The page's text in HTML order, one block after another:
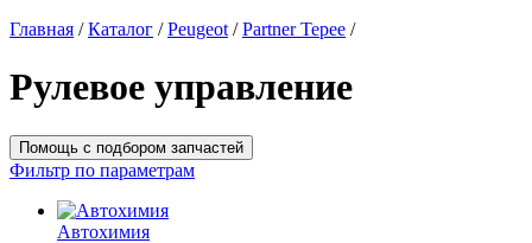
Главная / Каталог / Peugeot / Partner Tepee /
Рулевое управление
Помощь с подбором запчастей
Фильтр по параметрам
Автохимия